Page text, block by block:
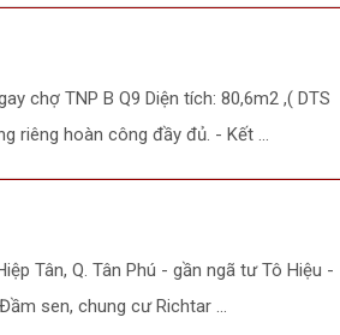
chợ TNP B Q9 Diện tích: 80,6m2 ,( DTS
riêng hoàn công đầy đủ. - Kết ...
Tân, Q. Tân Phú - gần ngã tư Tô Hiệu -
sen, chung cư Richtar ...